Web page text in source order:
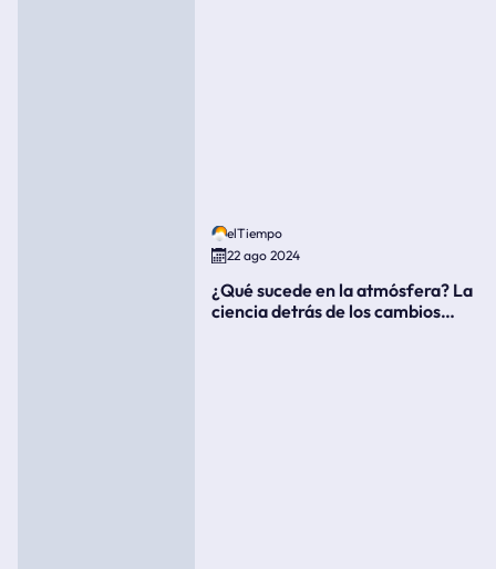
elTiempo
22 ago 2024
¿Qué sucede en la atmósfera? La
ciencia detrás de los cambios